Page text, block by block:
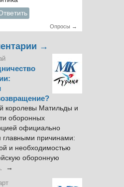
Опросы →
→
королевы Матильды и
оборонных
официально
главными причинами:
и необходимостью
оборонную
→